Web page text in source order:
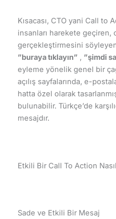
Kısacası, CTO yani Call to
insanları harekete
gerçekleştirmesini
”buraya tıklayın” , ”şimdi
eyleme yönelik genel bir
açılış sayfalarında, e-
hatta özel olarak
bulunabilir. Türkçe’de
mesajdır.
Etkili Bir Call To Action
Sade ve Etkili Bir Mesaj